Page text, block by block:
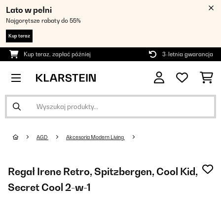
Lato w pełni
Najgorętsze rabaty do 55%
Kup teraz
Kup teraz, zapłać później 3-letnia gwarancja
AGD Akcesoria Modern Living
Regał Irene Retro, Spitzbergen, Cool Kid,
Secret Cool 2-w-1